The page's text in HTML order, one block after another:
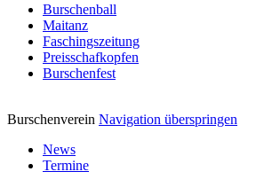
Burschenball
Maitanz
Faschingszeitung
Preisschafkopfen
Burschenfest
Burschenverein Navigation überspringen
News
Termine